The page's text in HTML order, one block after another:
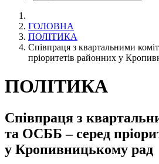
ГОЛОВНА
ПОЛІТИКА
Співпраця з квартальними
пріоритетів районних у
ПОЛІТИКА
Співпраця з
та ОСББ – серед
у Кропивницькому рад